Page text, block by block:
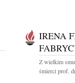
IRENA
Z wielkim
śmierci prof.